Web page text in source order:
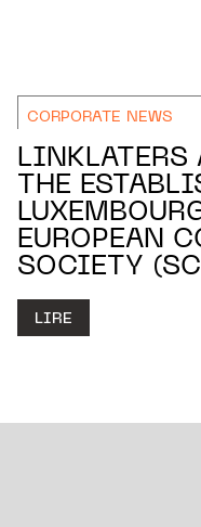
CORPORATE NEWS
LINKLATERS
THE
EUROPEAN
SOCIETY
LIRE